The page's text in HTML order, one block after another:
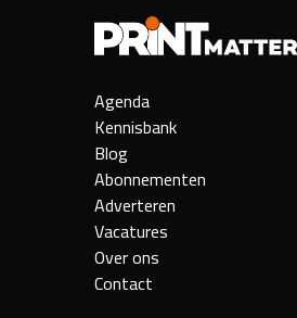
Agenda
Kennisbank
Blog
Abonnementen
Adverteren
Vacatures
Over ons
Contact